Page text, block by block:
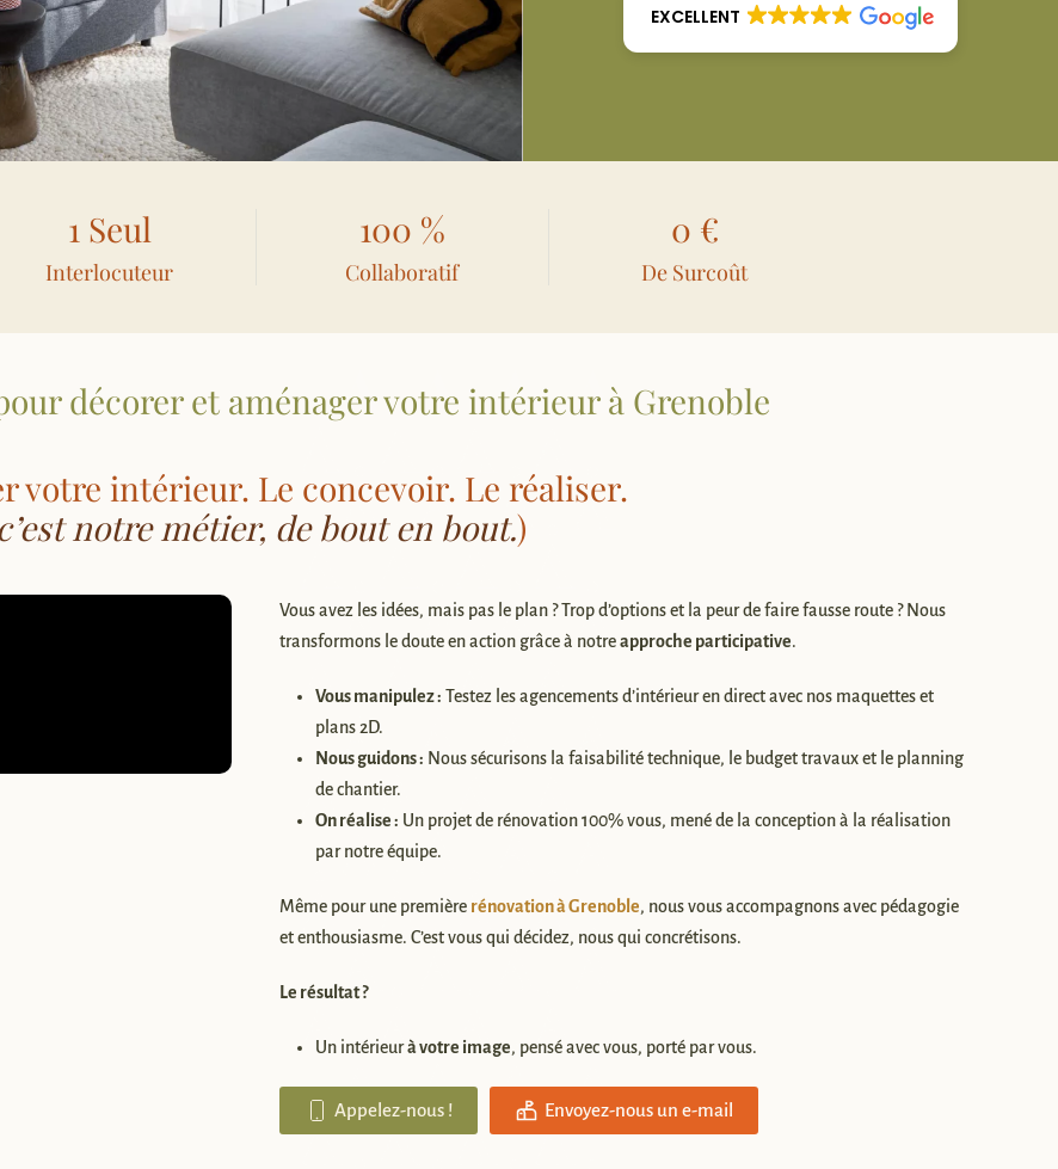
EXCELLENT
1 Seul
Interlocuteur
100 %
Collaboratif
0 €
De Surcoût
décorer et aménager votre intérieur à Grenoble
votre intérieur. Le concevoir. Le réaliser.
notre métier, de bout en bout.)
Vous avez les idées, mais pas le plan ? Trop d’options et la peur de faire fausse route ? Nous
transformons le doute en action grâce à notreapproche participative.
Vous manipulez : Testez les agencements d’intérieur en direct avec nos maquettes et
plans 2D.
Nous guidons : Nous sécurisons la faisabilité technique, le budget travaux et le planning
de chantier.
On réalise : Un projet de rénovation 100% vous, mené de la conception à la réalisation
par notre équipe.
Même pour une première rénovation à Grenoble, nous vous accompagnons avec pédagogie
et enthousiasme. C’est vous qui décidez, nous qui concrétisons.
Le résultat ?
Un intérieurà votre image, pensé avec vous, porté par vous.
Appelez-nous ! Envoyez-nous un e-mail